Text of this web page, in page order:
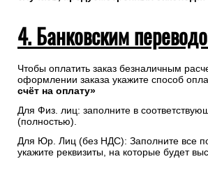
4. Банковским
Чтобы оплатить заказ безналичным
оформлении заказа укажите способ
счёт на оплату»
Для Физ. лиц: заполните в
(полностью).
Для Юр. Лиц (без НДС): Заполните все
укажите реквизиты, на которые будет